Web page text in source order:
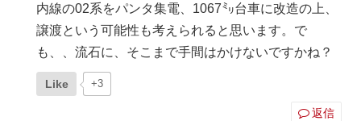
内線の02系をパンタ集電、1067㍉台車に改造の上、
譲渡という可能性も考えられると思います。で
も、、流石に、そこまで手間はかけないですかね？
Like +3
返信